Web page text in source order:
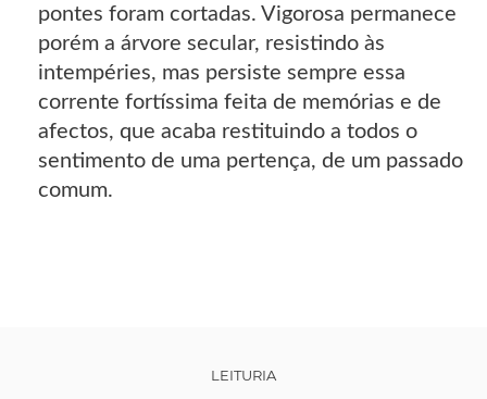
pontes foram cortadas. Vigorosa permanece
porém a árvore secular, resistindo às
intempéries, mas persiste sempre essa
corrente fortíssima feita de memórias e de
afectos, que acaba restituindo a todos o
sentimento de uma pertença, de um passado
comum.
LEITURIA